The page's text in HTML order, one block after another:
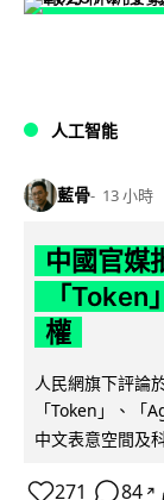
人工智能
藍骨 13 小時
中國官媒
「
權
人民網旗下評論
「Token」、「
中文表意空間及
271 84 ↗